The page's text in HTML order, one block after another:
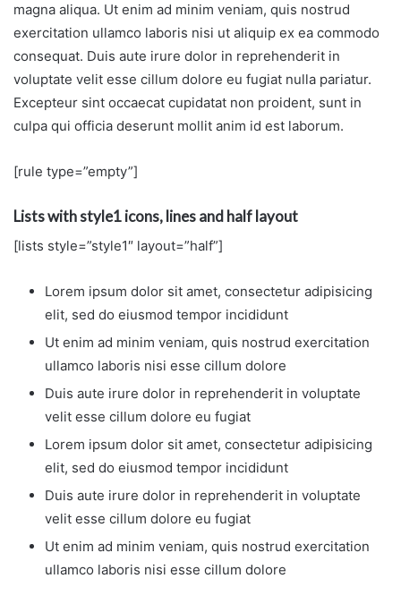
magna aliqua. Ut enim ad minim veniam, quis nostrud
exercitation ullamco laboris nisi ut aliquip ex ea commodo
consequat. Duis aute irure dolor in reprehenderit in
voluptate velit esse cillum dolore eu fugiat nulla pariatur.
Excepteur sint occaecat cupidatat non proident, sunt in
culpa qui officia deserunt mollit anim id est laborum.
[rule type=”empty”]
Lists with style1 icons, lines and half layout
[lists style=”style1″ layout=”half”]
Lorem ipsum dolor sit amet, consectetur adipisicing
elit, sed do eiusmod tempor incididunt
Ut enim ad minim veniam, quis nostrud exercitation
ullamco laboris nisi esse cillum dolore
Duis aute irure dolor in reprehenderit in voluptate
velit esse cillum dolore eu fugiat
Lorem ipsum dolor sit amet, consectetur adipisicing
elit, sed do eiusmod tempor incididunt
Duis aute irure dolor in reprehenderit in voluptate
velit esse cillum dolore eu fugiat
Ut enim ad minim veniam, quis nostrud exercitation
ullamco laboris nisi esse cillum dolore